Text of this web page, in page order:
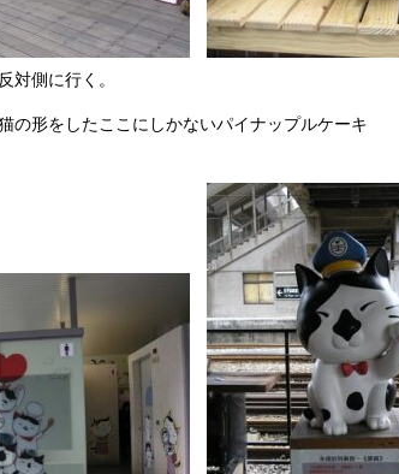
対側に行く。
の形をしたここにしかないパイナップルケーキ